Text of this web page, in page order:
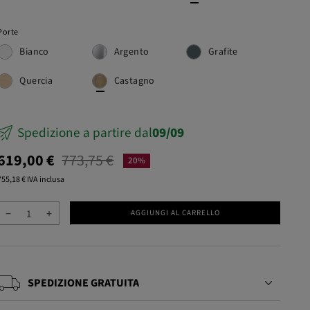
Bianco Argento Grafite
Quercia Castagno
Spedizione a partire dal09/09
20%
€ 773,75 €
€ IVA inclusa
− + AGGIUNGI AL CARRELLO
SPEDIZIONE GRATUITA